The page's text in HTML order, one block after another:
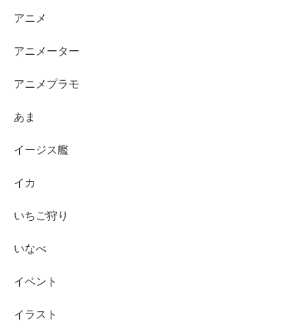
アニメ
アニメーター
アニメプラモ
あま
イージス艦
イカ
いちご狩り
いなべ
イベント
イラスト